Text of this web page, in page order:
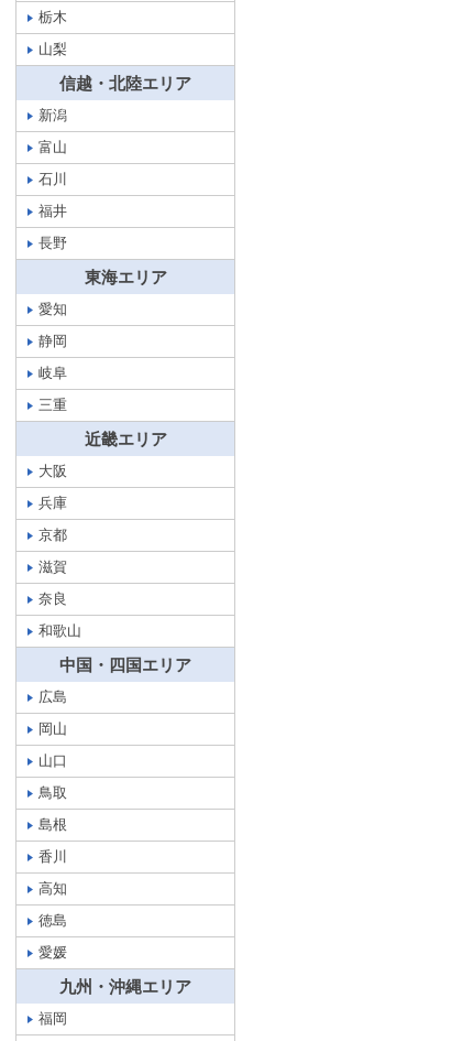
栃木
山梨
信越・北陸エリア
新潟
富山
石川
福井
長野
東海エリア
愛知
静岡
岐阜
三重
近畿エリア
大阪
兵庫
京都
滋賀
奈良
和歌山
中国・四国エリア
広島
岡山
山口
鳥取
島根
香川
高知
徳島
愛媛
九州・沖縄エリア
福岡